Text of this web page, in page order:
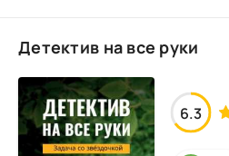
Детектив на все руки
6.3